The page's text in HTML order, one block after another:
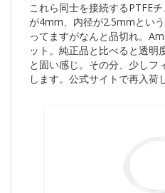
これら同士を接続するPTFE
が4mm、内径が2.5mmとい
ってますがなんと品切れ。
ット。純正品と比べると透明
と固い感じ。その分、少しフ
します。公式サイトで再入荷